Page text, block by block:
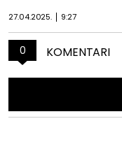
27.04.2025. 9:27
0 KOMENTARI